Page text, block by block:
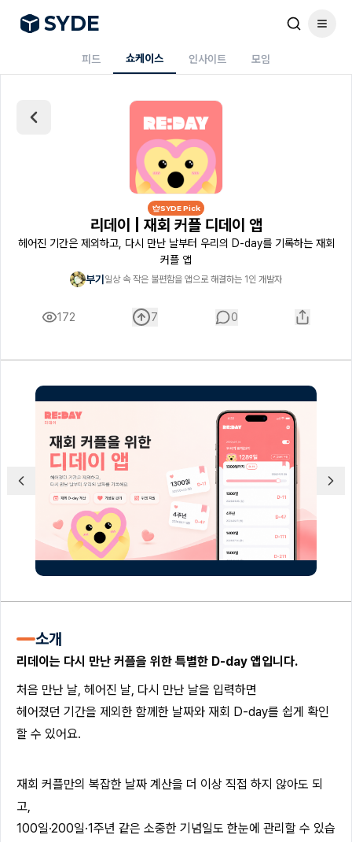
SYDE
피드 쇼케이스 인사이트 모임
SYDE Pick
리데이 | 재회 커플 디데이 앱
헤어진 기간은 제외하고, 다시 만난 날부터 우리의 D-day를 기록하는 재회
커플 앱
부기 일상 속 작은 불편함을 앱으로 해결하는 1인 개발자
172 7 0
소개
리데이는 다시 만난 커플을 위한 특별한 D-day 앱입니다.
처음 만난 날, 헤어진 날, 다시 만난 날을 입력하면
헤어졌던 기간을 제외한 함께한 날짜와 재회 D-day를 쉽게 확인
할 수 있어요.
재회 커플만의 복잡한 날짜 계산을 더 이상 직접 하지 않아도 되
고,
100일·200일·1주년 같은 소중한 기념일도 한눈에 관리할 수 있습